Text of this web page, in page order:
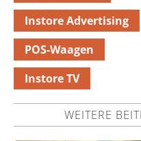
Instore Advertising
POS-Waagen
Instore TV
WEITERE